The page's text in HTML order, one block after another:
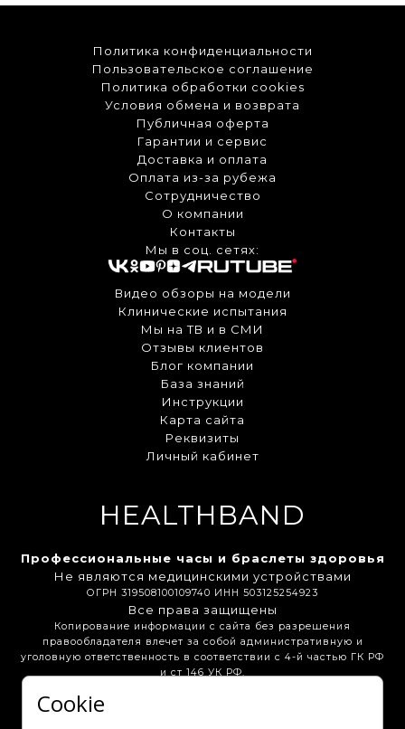
Политика конфиденциальности
Пользовательское соглашение
Политика обработки cookies
Условия обмена и возврата
Публичная оферта
Гарантии и сервис
Доставка и оплата
Оплата из-за рубежа
Сотрудничество
О компании
Контакты
Мы в соц. сетях:
HEALTHBAND
Профессиональные часы и браслеты здоровья
Не являются медицинскими устройствами
ОГРН 319508100109740 ИНН 503125254923
Все права защищены
Копирование информации с сайта без разрешения
правообладателя влечет за собой административную и
уголовную ответственность в соответствии с 4-й частью ГК РФ
и ст 146 УК РФ.
Видео обзоры на модели
Клинические испытания
Мы на ТВ и в СМИ
Отзывы клиентов
Блог компании
База знаний
Инструкции
Карта сайта
Реквизиты
Личный кабинет
Cookie